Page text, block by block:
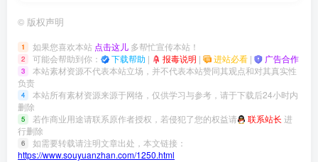
© 版权声明
1 如果您喜欢本站 点击这儿 多帮忙宣传本站！
2 可能会帮助到你： 下载帮助 | 报毒说明 | 进站必看 | 广告合作
3
本站素材资源不代表本站立场，并不代表本站赞同其观点和对其真实性
负责
4
本站所有素材资源来源于网络，仅供学习与参考，请于下载后24小时内
删除
5 若作商业用途请联系原作者授权，若侵犯了您的权益请 联系站长 进
行删除
6
如需要转载请注明文章出处，本文链接：
https://www.souyuanzhan.com/1250.html